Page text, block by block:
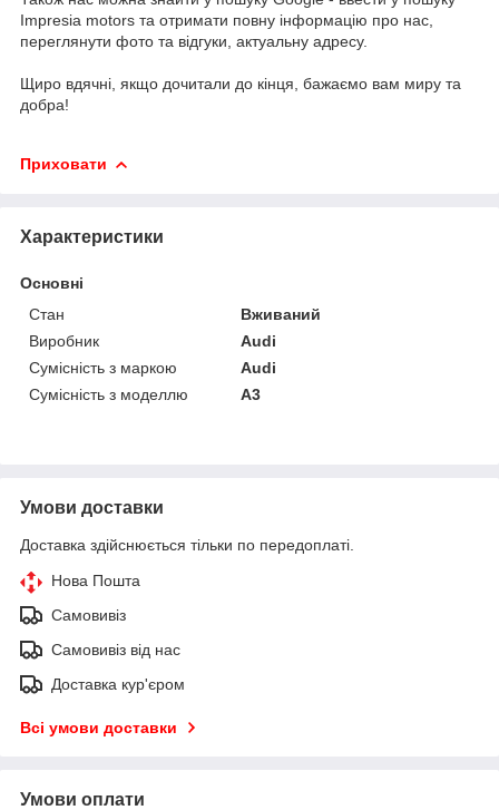
Impresia motors та отримати повну інформацію про нас,
переглянути фото та відгуки, актуальну адресу.
Щиро вдячні, якщо дочитали до кінця, бажаємо вам миру та
добра!
Приховати
Характеристики
Основні
Стан
Вживаний
Виробник
Audi
Сумісність з маркою
Audi
Сумісність з моделлю
A3
Умови доставки
Доставка здійснюється тільки по передоплаті.
Нова Пошта
Самовивіз
Самовивіз від нас
Доставка кур'єром
Всі умови доставки
Умови оплати